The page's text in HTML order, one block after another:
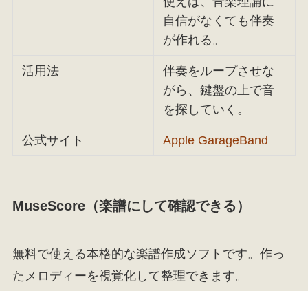
自信がなくても伴奏
が作れる。
活用法
伴奏をループさせな
がら、鍵盤の上で音
を探していく。
公式サイト Apple GarageBand
MuseScore（楽譜にして確認できる）
無料で使える本格的な楽譜作成ソフトです。作っ
たメロディーを視覚化して整理できます。